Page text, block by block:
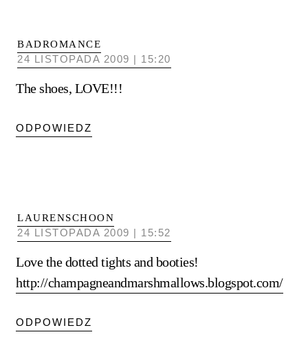
BADROMANCE
24 LISTOPADA 2009 | 15:20
The shoes, LOVE!!!
ODPOWIEDZ
LAURENSCHOON
24 LISTOPADA 2009 | 15:52
Love the dotted tights and booties!
http://champagneandmarshmallows.blogspot.com/
ODPOWIEDZ